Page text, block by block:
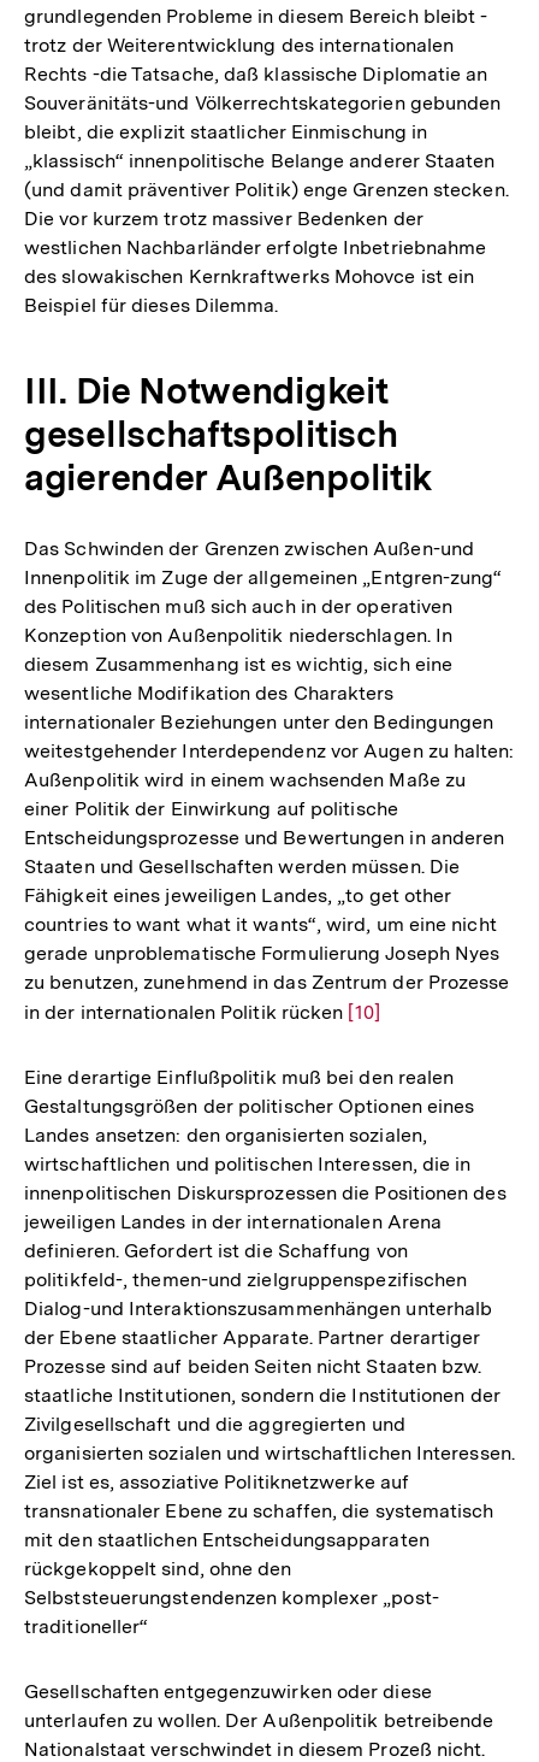
grundlegenden Probleme in diesem Bereich bleibt -
trotz der Weiterentwicklung des internationalen
Rechts -die Tatsache, daß klassische Diplomatie an
Souveränitäts-und Völkerrechtskategorien gebunden
bleibt, die explizit staatlicher Einmischung in
„klassisch“ innenpolitische Belange anderer Staaten
(und damit präventiver Politik) enge Grenzen stecken.
Die vor kurzem trotz massiver Bedenken der
westlichen Nachbarländer erfolgte Inbetriebnahme
des slowakischen Kernkraftwerks Mohovce ist ein
Beispiel für dieses Dilemma.
III. Die Notwendigkeit
gesellschaftspolitisch
agierender Außenpolitik
Das Schwinden der Grenzen zwischen Außen-und
Innenpolitik im Zuge der allgemeinen „Entgren-zung“
des Politischen muß sich auch in der operativen
Konzeption von Außenpolitik niederschlagen. In
diesem Zusammenhang ist es wichtig, sich eine
wesentliche Modifikation des Charakters
internationaler Beziehungen unter den Bedingungen
weitestgehender Interdependenz vor Augen zu halten:
Außenpolitik wird in einem wachsenden Maße zu
einer Politik der Einwirkung auf politische
Entscheidungsprozesse und Bewertungen in anderen
Staaten und Gesellschaften werden müssen. Die
Fähigkeit eines jeweiligen Landes, „to get other
countries to want what it wants“, wird, um eine nicht
gerade unproblematische Formulierung Joseph Nyes
zu benutzen, zunehmend in das Zentrum der Prozesse
in der internationalen Politik rücken Zur
der
Fußnote
[10]
Eine derartige Einflußpolitik muß bei den realen
Gestaltungsgrößen der politischer Optionen eines
Landes ansetzen: den organisierten sozialen,
wirtschaftlichen und politischen Interessen, die in
innenpolitischen Diskursprozessen die Positionen des
jeweiligen Landes in der internationalen Arena
definieren. Gefordert ist die Schaffung von
politikfeld-, themen-und zielgruppenspezifischen
Dialog-und Interaktionszusammenhängen unterhalb
der Ebene staatlicher Apparate. Partner derartiger
Prozesse sind auf beiden Seiten nicht Staaten bzw.
staatliche Institutionen, sondern die Institutionen der
Zivilgesellschaft und die aggregierten und
organisierten sozialen und wirtschaftlichen Interessen.
Ziel ist es, assoziative Politiknetzwerke auf
transnationaler Ebene zu schaffen, die systematisch
mit den staatlichen Entscheidungsapparaten
rückgekoppelt sind, ohne den
Selbststeuerungstendenzen komplexer „post-
traditioneller“
Gesellschaften entgegenzuwirken oder diese
unterlaufen zu wollen. Der Außenpolitik betreibende
Nationalstaat verschwindet in diesem Prozeß nicht.